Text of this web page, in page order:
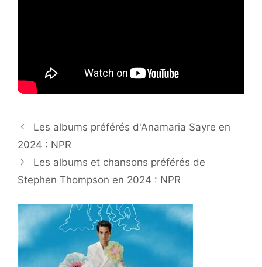
Les albums préférés d'Anamaria Sayre en
2024 : NPR
Les albums et chansons préférés de
Stephen Thompson en 2024 : NPR